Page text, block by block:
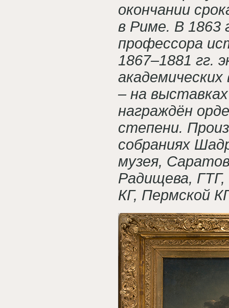
окончании
в Риме. В 1863
профессора
1867–1881 гг.
– на
награждён
степени.
собраниях
музея,
Радищева,
КГ, Пермской